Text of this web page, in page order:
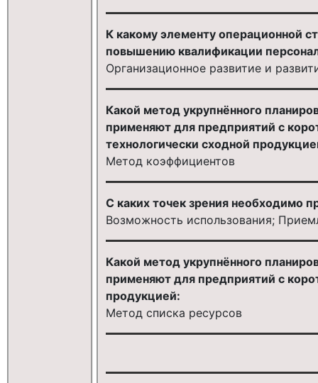
К какому элементу операционной
повышению квалификации
Организационное развитие и
Какой метод укрупнённого
применяют для предприятий с
технологически сходной
Метод коэффициентов
С каких точек зрения необходимо
Возможность использования;
Какой метод укрупнённого
применяют для предприятий с
продукцией:
Метод списка ресурсов